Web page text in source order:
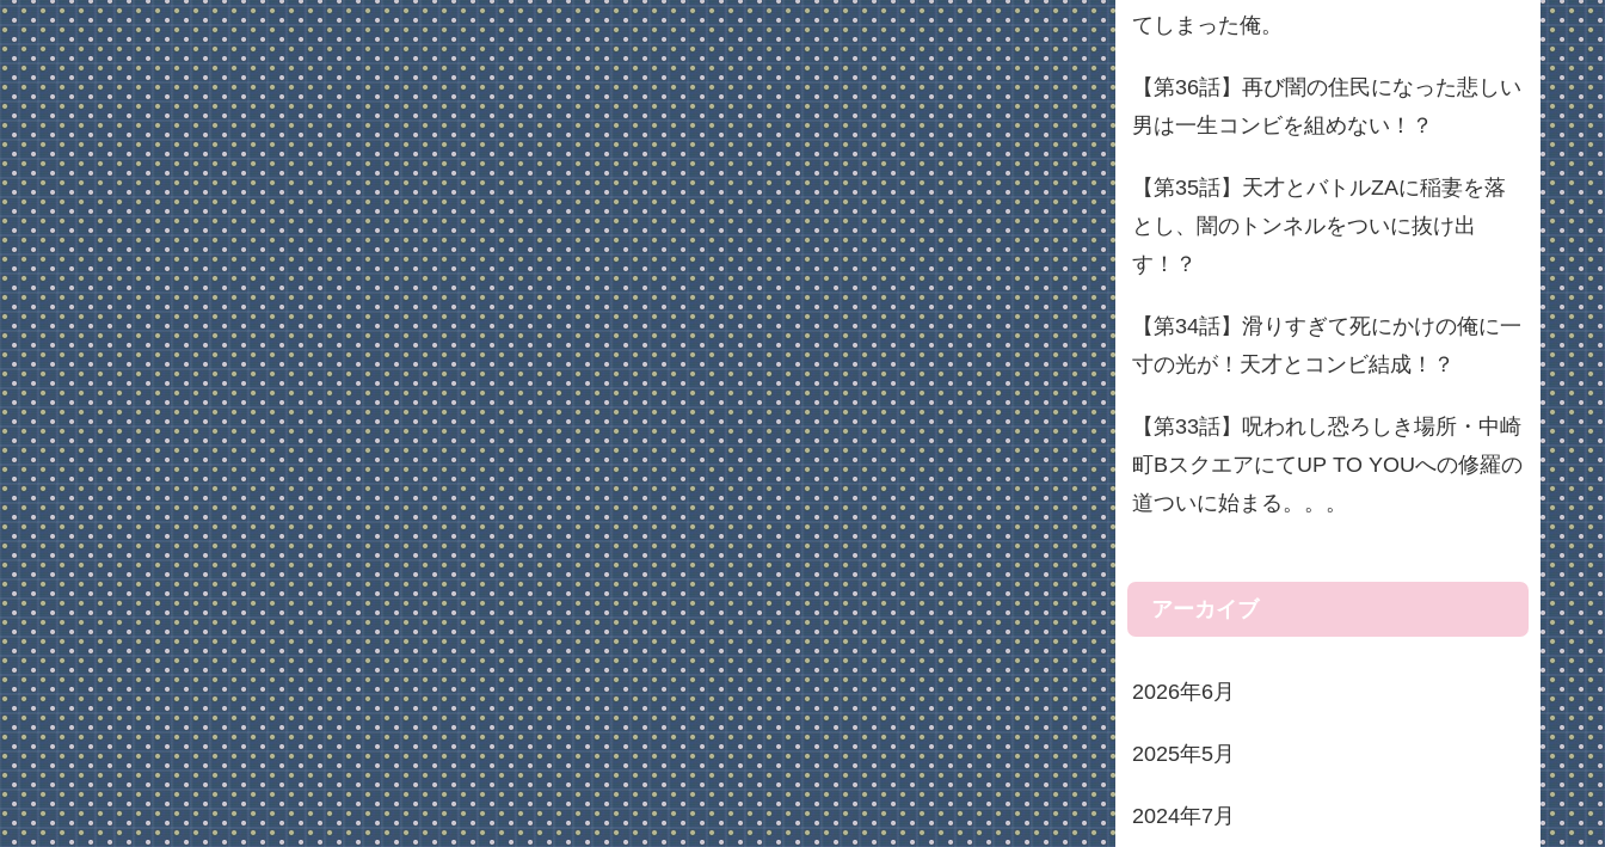
てしまった俺。
【第36話】再び闇の住民になった悲しい
男は一生コンビを組めない！？
【第35話】天才とバトルZAに稲妻を落
とし、闇のトンネルをついに抜け出
す！？
【第34話】滑りすぎて死にかけの俺に一
寸の光が！天才とコンビ結成！？
【第33話】呪われし恐ろしき場所・中崎
町BスクエアにてUP TO YOUへの修羅の
道ついに始まる。。。
アーカイブ
2026年6月
2025年5月
2024年7月